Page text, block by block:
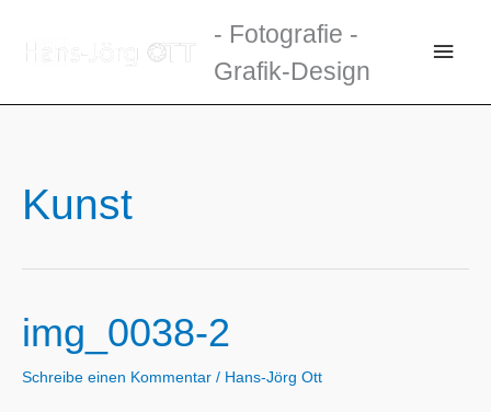
Inhalt
- Fotografie -
Grafik-Design
Kunst
img_0038-2
Schreibe einen Kommentar / Hans-Jörg Ott